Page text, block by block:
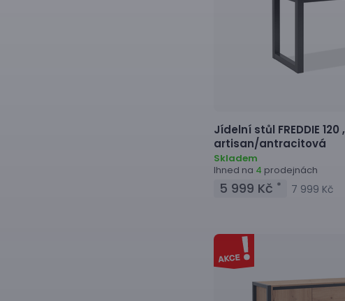
Jídelní stůl FREDDIE 120 ,
artisan/antracitová
Skladem
Ihned na 4 prodejnách
5 999 Kč * 7 999 Kč